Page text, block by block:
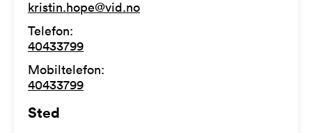
kristin.hope@vid.no
Telefon:
40433799
Mobiltelefon:
40433799
Sted